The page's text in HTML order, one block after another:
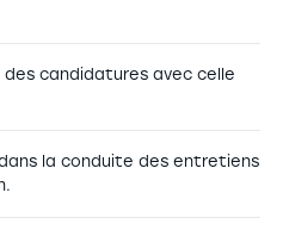
candidatures avec celle
la conduite des entretiens